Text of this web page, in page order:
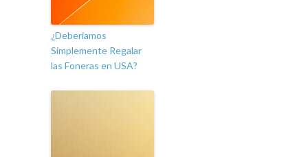
¿Deberíamos
Simplemente Regalar
las Foneras en USA?